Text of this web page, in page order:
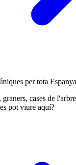
per tota
cases de
pot viure aquí?